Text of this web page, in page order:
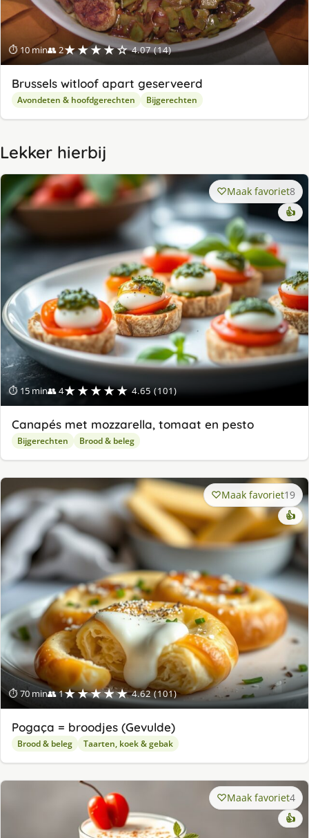
⏱ 10 min👥 2★★★★☆ 4.07 (14)
Brussels witloof apart geserveerd
Avondeten & hoofdgerechten Bijgerechten
Lekker hierbij
⏱ 15 min👥 4★★★★★ 4.65 (101)
Maak favoriet8
👍
Canapés met mozzarella, tomaat en pesto
Bijgerechten Brood & beleg
⏱ 70 min👥 1★★★★★ 4.62 (101)
Maak favoriet19
👍
Pogaça = broodjes (Gevulde)
Brood & beleg Taarten, koek & gebak
Maak favoriet4
👍